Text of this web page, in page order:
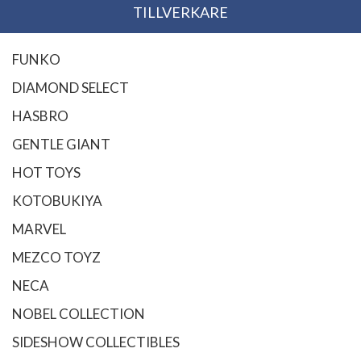
TILLVERKARE
FUNKO
DIAMOND SELECT
HASBRO
GENTLE GIANT
HOT TOYS
KOTOBUKIYA
MARVEL
MEZCO TOYZ
NECA
NOBEL COLLECTION
SIDESHOW COLLECTIBLES